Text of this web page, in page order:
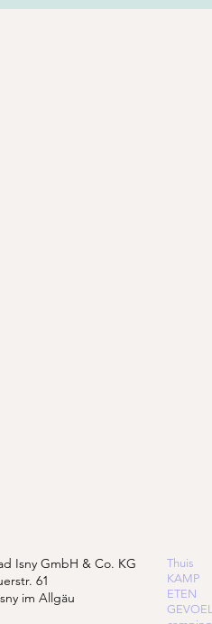
Isny GmbH & Co. KG
61
im Allgäu
Thuis
KAMP
ETEN
GEVOEL